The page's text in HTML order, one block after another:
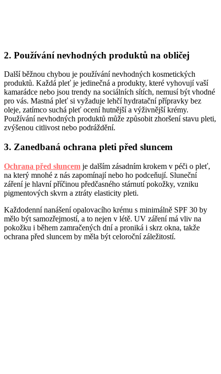
2. Používání nevhodných produktů na obličej
Další běžnou chybou je používání nevhodných kosmetických
produktů. Každá pleť je jedinečná a produkty, které vyhovují vaší
kamarádce nebo jsou trendy na sociálních sítích, nemusí být vhodné
pro vás. Mastná pleť si vyžaduje lehčí hydratační přípravky bez
oleje, zatímco suchá pleť ocení hutnější a výživnější krémy.
Používání nevhodných produktů může způsobit zhoršení stavu pleti,
zvýšenou citlivost nebo podráždění.
3. Zanedbaná ochrana pleti před sluncem
Ochrana před sluncem je dalším zásadním krokem v péči o pleť,
na který mnohé z nás zapomínají nebo ho podceňují. Sluneční
záření je hlavní příčinou předčasného stárnutí pokožky, vzniku
pigmentových skvrn a ztráty elasticity pleti.
Každodenní nanášení opalovacího krému s minimálně SPF 30 by
mělo být samozřejmostí, a to nejen v létě. UV záření má vliv na
pokožku i během zamračených dní a proniká i skrz okna, takže
ochrana před sluncem by měla být celoroční záležitostí.